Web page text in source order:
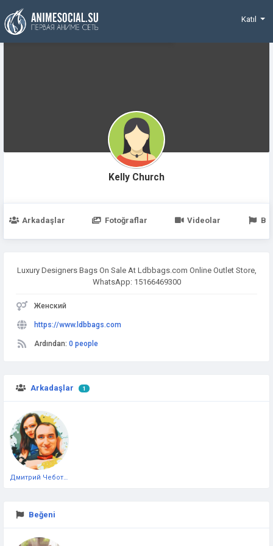
Funding
Katıl
Kelly Church
Arkadaşlar Fotoğraflar Videolar
Luxury Designers Bags On Sale At Ldbbags.com Online Outlet Store,
WhatsApp: 15166469300
Женский
https://www.ldbbags.com
Ardından: 0 people
Arkadaşlar 1
Beğeni